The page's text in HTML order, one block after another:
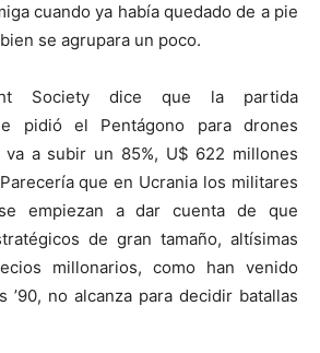
cuando ya había quedado de a pie
se agrupara un poco.
Society dice que la partida
pidió el Pentágono para drones
va a subir un 85%, U$ 622 millones
que en Ucrania los militares
empiezan a dar cuenta de que
de gran tamaño, altísimas
millonarios, como han venido
’90, no alcanza para decidir batallas